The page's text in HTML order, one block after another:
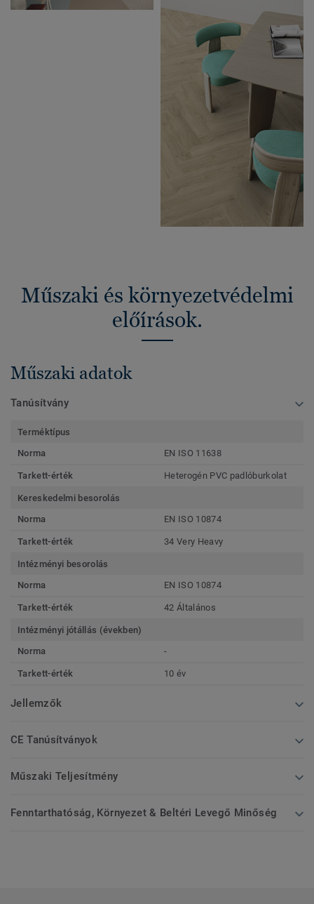
Műszaki és környezetvédelmi
előírások.
Műszaki adatok
Tanúsítvány
Terméktípus
Norma
EN ISO 11638
Tarkett-érték Heterogén PVC padlóburkolat
Kereskedelmi besorolás
Norma
EN ISO 10874
Tarkett-érték 34 Very Heavy
Intézményi besorolás
Norma
EN ISO 10874
Tarkett-érték 42 Általános
Intézményi jótállás (években)
Norma
-
Tarkett-érték 10 év
Jellemzők
CE Tanúsítványok
Műszaki Teljesítmény
Fenntarthatóság, Környezet & Beltéri Levegő Minőség